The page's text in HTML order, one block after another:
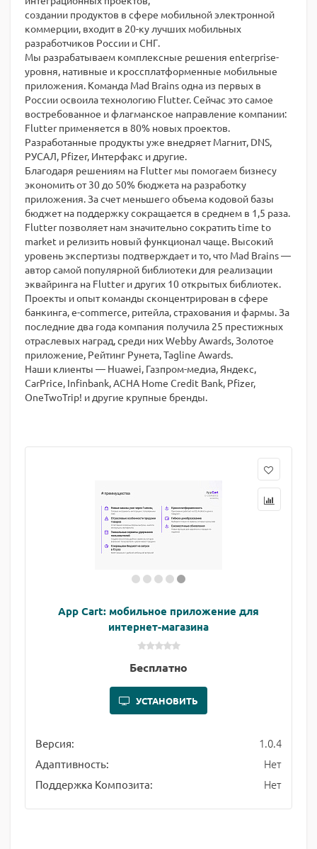
создании продуктов в сфере мобильной электронной
коммерции, входит в 20-ку лучших мобильных
разработчиков России и СНГ.
Мы разрабатываем комплексные решения enterprise-
уровня, нативные и кроссплатформенные мобильные
приложения. Команда Mad Brains одна из первых в
России освоила технологию Flutter. Сейчас это самое
востребованное и флагманское направление компании:
Flutter применяется в 80% новых проектов.
Разработанные продукты уже внедряет Магнит, DNS,
РУСАЛ, Pfizer, Интерфакс и другие.
Благодаря решениям на Flutter мы помогаем бизнесу
экономить от 30 до 50% бюджета на разработку
приложения. За счет меньшего объема кодовой базы
бюджет на поддержку сокращается в среднем в 1,5 раза.
Flutter позволяет нам значительно сократить time to
market и релизить новый функционал чаще. Высокий
уровень экспертизы подтверждает и то, что Mad Brains —
автор самой популярной библиотеки для реализации
эквайринга на Flutter и других 10 открытых библиотек.
Проекты и опыт команды сконцентрирован в сфере
банкинга, e-commerce, ритейла, страхования и фармы. За
последние два года компания получила 25 престижных
отраслевых наград, среди них Webby Awards, Золотое
приложение, Рейтинг Рунета, Tagline Awards.
Наши клиенты — Huawei, Газпром-медиа, Яндекс,
CarPrice, Infinbank, АСНА Home Credit Bank, Pfizer,
OneTwoTrip! и другие крупные бренды.
App Cart: мобильное приложение для
интернет-магазина
Бесплатно
УСТАНОВИТЬ
Версия: 1.0.4
Адаптивность: Нет
Поддержка Композита: Нет